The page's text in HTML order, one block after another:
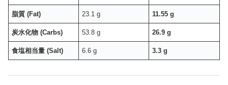
脂質 (Fat) 23.1 g 11.55 g
炭水化物 (Carbs) 53.8 g 26.9 g
食塩相当量 (Salt) 6.6 g 3.3 g